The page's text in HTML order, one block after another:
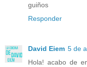
guiños
Responder
David Eiem 5 de
Hola! acabo de